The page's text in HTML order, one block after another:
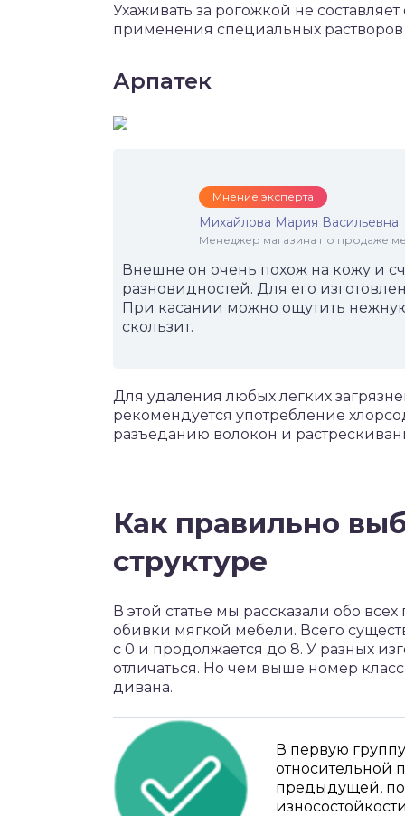
Ухаживать за рогожкой не
применения специальных
Арпатек
Мнение эксперта
Михайлова Мария Васильевна
Менеджер магазина по продаже
Внешне он очень похож на кожу и
разновидностей. Для его
При касании можно ощутить
скользит.
Для удаления любых легких
рекомендуется употребление
разъеданию волокон и
Как правильно
структуре
В этой статье мы рассказали обо
обивки мягкой мебели. Всего
с 0 и продолжается до 8. У разных
отличаться. Но чем выше номер
дивана.
В первую
относительной
предыдущей, по